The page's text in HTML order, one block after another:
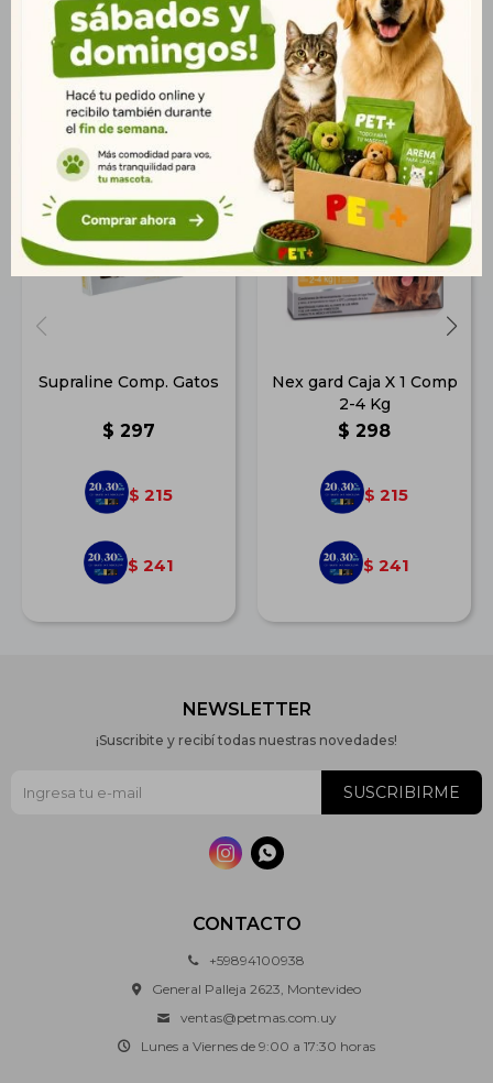
Productos que te pueden interesar
Supraline Comp. Gatos
$ 297
$ 215
$ 241
Nex gard Caja X 1 Comp
2-4 Kg
$ 298
$ 215
$ 241
CONTACTO
+59894100938
General Palleja 2623, Montevideo
ventas@petmas.com.uy
Lunes a Viernes de 9:00 a 17:30 horas
NEWSLETTER
¡Suscribite y recibí todas nuestras novedades!
SUSCRIBIRME
 